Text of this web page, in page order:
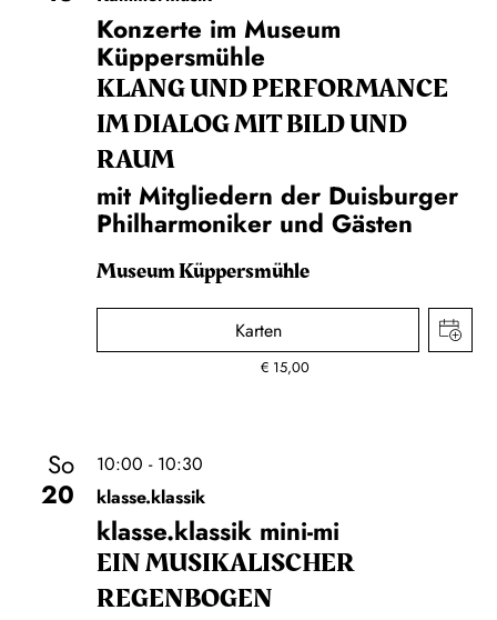
Konzerte im Museum
Küppersmühle
KLANG UND PERFORMANCE
IM DIALOG MIT BILD UND
RAUM
mit Mitgliedern der Duisburger
Philharmoniker und Gästen
Museum Küppersmühle
Karten
€ 15,00
So
20
10:00 - 10:30
klasse.klassik
klasse.klassik mini-mi
EIN MUSIKALISCHER
REGENBOGEN